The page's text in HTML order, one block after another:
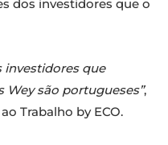
dos investidores que o
investidores que
Wey são portugueses”,
Trabalho by ECO.